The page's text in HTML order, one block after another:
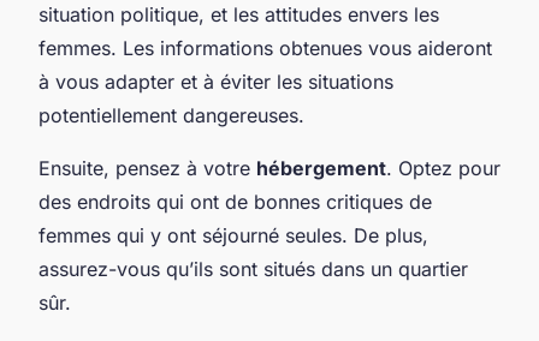
situation politique, et les attitudes envers les
femmes. Les informations obtenues vous aideront
à vous adapter et à éviter les situations
potentiellement dangereuses.
Ensuite, pensez à votre hébergement. Optez pour
des endroits qui ont de bonnes critiques de
femmes qui y ont séjourné seules. De plus,
assurez-vous qu’ils sont situés dans un quartier
sûr.